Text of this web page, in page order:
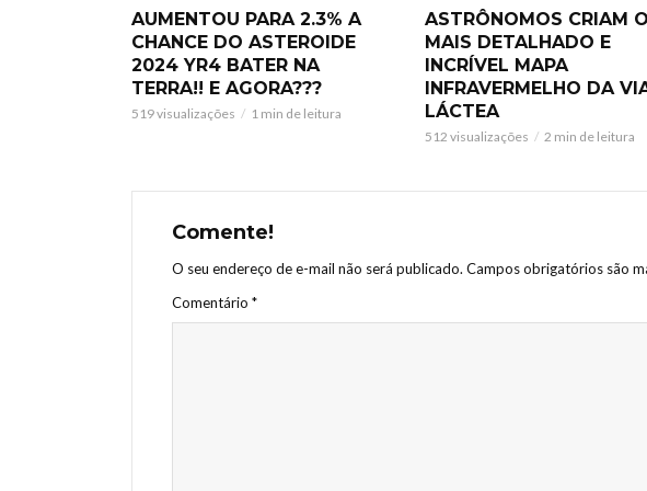
AUMENTOU PARA 2.3% A
CHANCE DO ASTEROIDE
2024 YR4 BATER NA
TERRA!! E AGORA???
519 visualizações 1 min de leitura
ASTRÔNOMOS CRIAM O
MAIS DETALHADO E
INCRÍVEL MAPA
INFRAVERMELHO DA
LÁCTEA
512 visualizações 2 min de leitura
Comente!
O seu endereço de e-mail não será publicado. Campos obrigatórios são
Comentário *